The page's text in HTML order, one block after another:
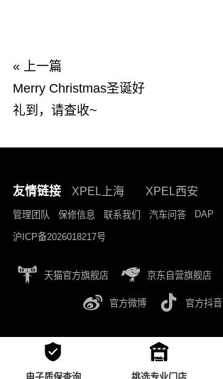
« 上一篇
Merry Christmas圣诞好
礼到，请查收~
友情链接 XPEL上海 XPEL西安
管理团队 保修信息 联系我们 汽车问答 DAP
沪ICP备2026018217号
天猫官方旗舰店 京东自营旗舰店
官方微博 官方抖音